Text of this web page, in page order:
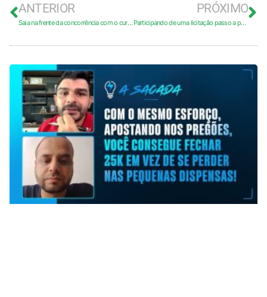
ANTERIOR
Saia na frente da concorrência com o curso completo de licitação e pregão eletrônico
PRÓXIMO
Participando de uma licitação passo a passo